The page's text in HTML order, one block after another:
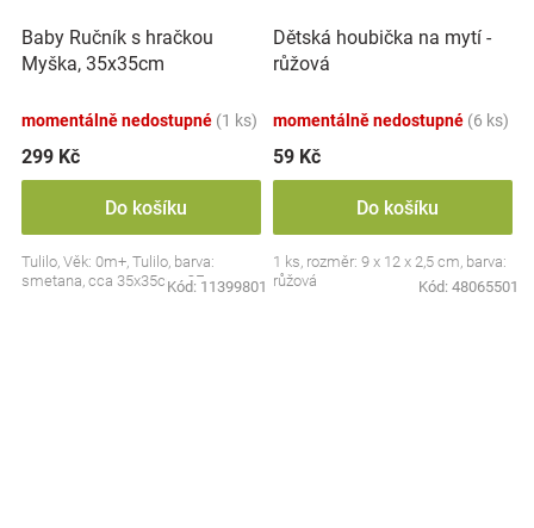
Baby Ručník s hračkou
Myška, 35x35cm
momentálně nedostupné (1 ks)
299 Kč
Do košíku
Tulilo, Věk: 0m+, Tulilo, barva:
smetana, cca 35x35cm, CE
Kód: 11399801
Dětská houbička na mytí -
růžová
momentálně nedostupné (6 ks)
59 Kč
Do košíku
1 ks, rozměr: 9 x 12 x 2,5 cm, barva:
růžová
Kód: 48065501